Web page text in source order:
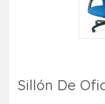
Sillón De